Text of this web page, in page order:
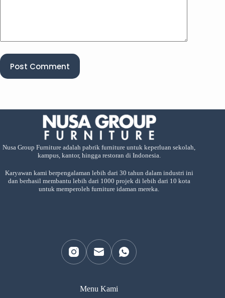
Post Comment
Nusa Group Furniture adalah pabrik furniture untuk keperluan sekolah,
kampus, kantor, hingga restoran di Indonesia.
Karyawan kami berpengalaman lebih dari 30 tahun dalam industri ini
dan berhasil membantu lebih dari 1000 projek di lebih dari 10 kota
untuk memperoleh furniture idaman mereka.
Menu Kami